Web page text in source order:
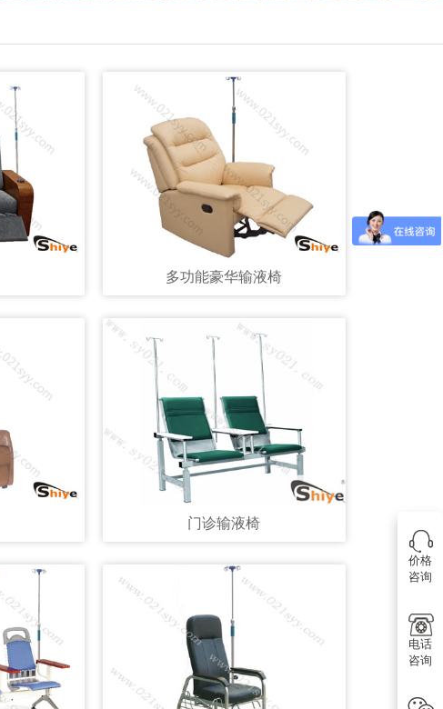
多功能豪华输液椅
门诊输液椅
价格
咨询
电话
咨询